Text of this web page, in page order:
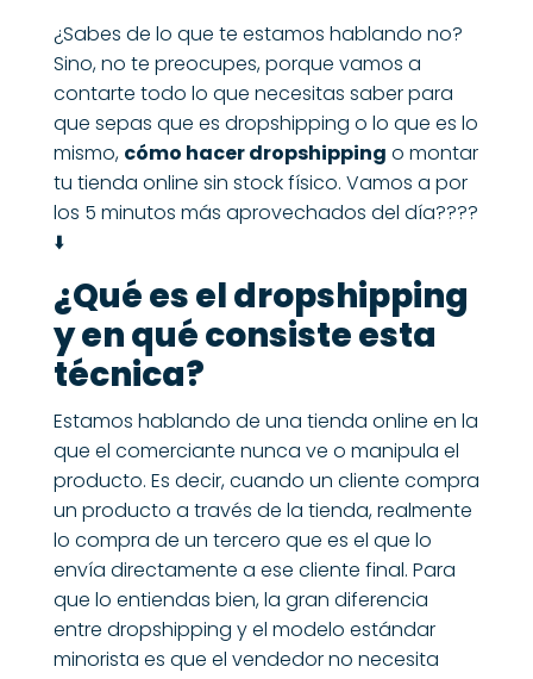
¿Sabes de lo que te estamos hablando no?
Sino, no te preocupes, porque vamos a
contarte todo lo que necesitas saber para
que sepas que es dropshipping o lo que es lo
mismo, cómo hacer dropshipping o montar
tu tienda online sin stock físico. Vamos a por
los 5 minutos más aprovechados del día????
⬇️
¿Qué es el dropshipping
y en qué consiste esta
técnica?
Estamos hablando de una tienda online en la
que el comerciante nunca ve o manipula el
producto. Es decir, cuando un cliente compra
un producto a través de la tienda, realmente
lo compra de un tercero que es el que lo
envía directamente a ese cliente final. Para
que lo entiendas bien, la gran diferencia
entre dropshipping y el modelo estándar
minorista es que el vendedor no necesita